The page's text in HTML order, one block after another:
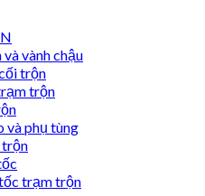
vành chậu
trộn
trộn
và phụ tùng
trạm trộn